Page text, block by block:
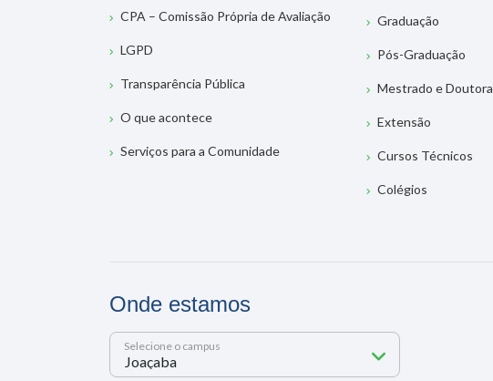
CPA – Comissão Própria de Avaliação
LGPD
Transparência Pública
O que acontece
Serviços para a Comunidade
Graduação
Pós-Graduação
Mestrado e
Extensão
Cursos Técnicos
Colégios
Onde estamos
Selecione o campus